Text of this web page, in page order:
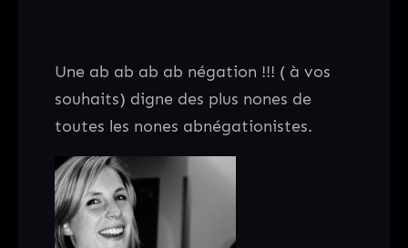
Une ab ab ab ab négation !!! ( à vos
souhaits) digne des plus nones de
toutes les nones abnégationistes.